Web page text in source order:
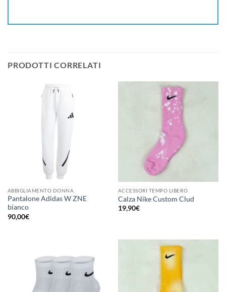
PRODOTTI CORRELATI
ABBIGLIAMENTO DONNA
Pantalone Adidas W ZNE
bianco
90,00€
ACCESSORI TEMPO LIBERO
Calza Nike Custom Clud
19,90€